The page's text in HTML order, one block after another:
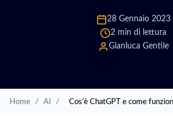
28 Gennaio 2023
2 min di lettura
Gianluca Gentile
Home / AI / Cos’è ChatGPT e come